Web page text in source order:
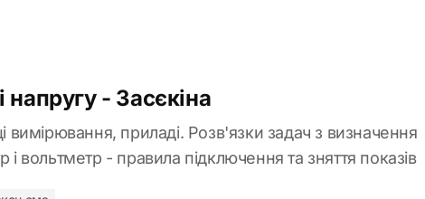
- Засєкіна
приладі. Розв'язки задач з визначення
вольтметр - правила підключення та зняття показів